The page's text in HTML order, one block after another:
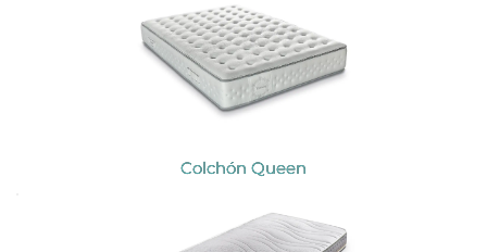
Colchón Queen